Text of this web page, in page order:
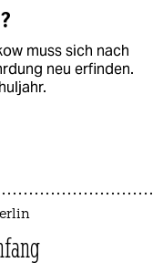
muss sich nach
neu erfinden.